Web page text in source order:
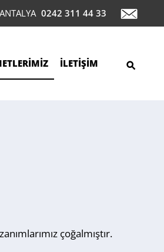
0242 311 44 33
İLETİŞİM
çoğalmıştır.